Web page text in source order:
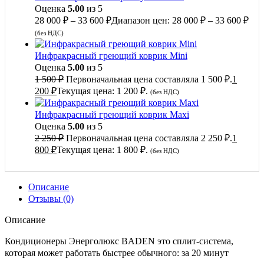
Оценка 5.00 из 5
28 000 ₽ – 33 600 ₽Диапазон цен: 28 000 ₽ – 33 600 ₽
(без НДС)
Инфракрасный греющий коврик Mini
Оценка 5.00 из 5
1 500₽ Первоначальная цена составляла 1 500 ₽.1
200 ₽Текущая цена: 1 200 ₽. (без НДС)
Инфракрасный греющий коврик Maxi
Оценка 5.00 из 5
2 250₽ Первоначальная цена составляла 2 250 ₽.1
800 ₽Текущая цена: 1 800 ₽. (без НДС)
Описание
Отзывы (0)
Описание
Кондиционеры Энерголюкс BADEN это сплит-система,
которая может работать быстрее обычного: за 20 минут